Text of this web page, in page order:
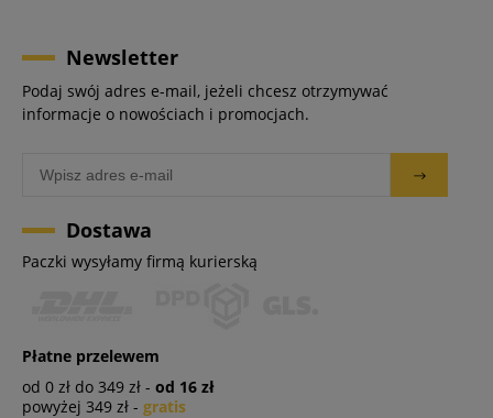
Newsletter
Podaj swój adres e-mail, jeżeli chcesz otrzymywać
informacje o nowościach i promocjach.
Dostawa
Paczki wysyłamy firmą kurierską
Płatne przelewem
od 0 zł do 349 zł - od 16 zł
powyżej 349 zł - gratis